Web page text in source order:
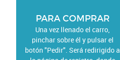
PARA COMPRAR
Una vez llenado el carro,
pinchar sobre él y pulsar el
botón "Pedir". Será redirigido a